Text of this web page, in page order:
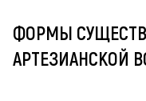
ФОРМЫ
АРТЕЗИАНСКОЙ